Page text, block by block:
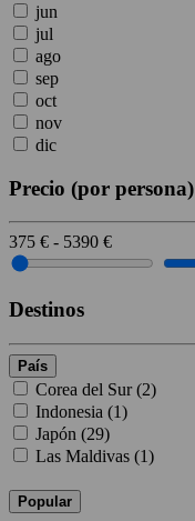
jun
jul
ago
sep
oct
nov
dic
Precio (por persona)
375 € - 5390 €
Destinos
País
Corea del Sur (2)
Indonesia (1)
Japón (29)
Las Maldivas (1)
Popular